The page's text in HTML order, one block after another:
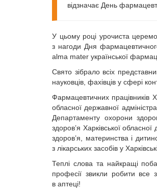
відзначає День
У цьому році урочиста
з нагоди Дня
alma mater української
Свято зібрало всіх
науковців, фахівців у сфері
Фармацевтичних працівників
обласної державної
Департаменту охорони
здоров’я Харківської
здоров’я, материнства і
з лікарських засобів у
Теплі слова та найкращі
професії звикли робити все
в аптеці!